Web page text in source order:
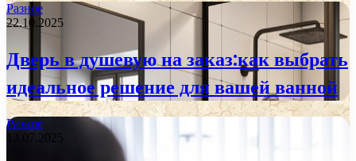
Разное
22.10.2025
Дверь в душевую на заказ:как выбрать
идеальное решение для вашей ванной
Разное
13.07.2025